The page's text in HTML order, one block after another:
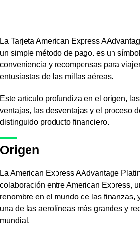
La Tarjeta American Express
un simple método de pago, es un
conveniencia y recompensas para
entusiastas de las millas aéreas.
Este artículo profundiza en el origen,
ventajas, las desventajas y el proceso
distinguido producto financiero.
Origen
La American Express AAdvantage
colaboración entre American Express,
renombre en el mundo de las finanzas,
una de las aerolíneas más grandes y
mundial.